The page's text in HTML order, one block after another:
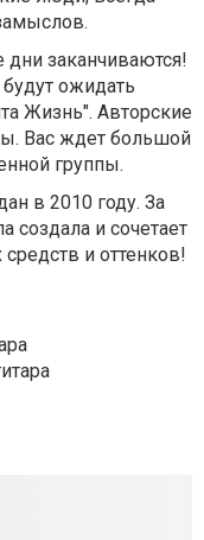
дни заканчиваются!
ожидать
Жизнь". Авторские
Вас ждет большой
группы.
в 2010 году. За
создала и сочетает
и оттенков!